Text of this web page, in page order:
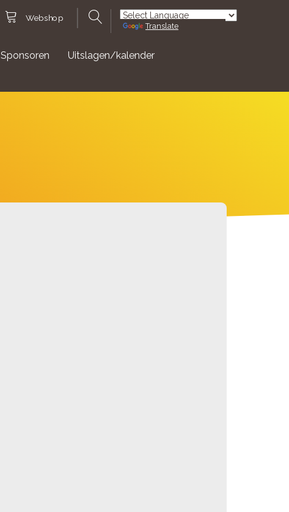
Webshop
Powered by
Translate
Sponsoren Uitslagen/kalender